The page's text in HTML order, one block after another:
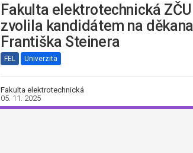
Fakulta elektrotechnická ZČU
zvolila kandidátem na děkana
Františka Steinera
FEL Univerzita
Fakulta elektrotechnická
05. 11. 2025